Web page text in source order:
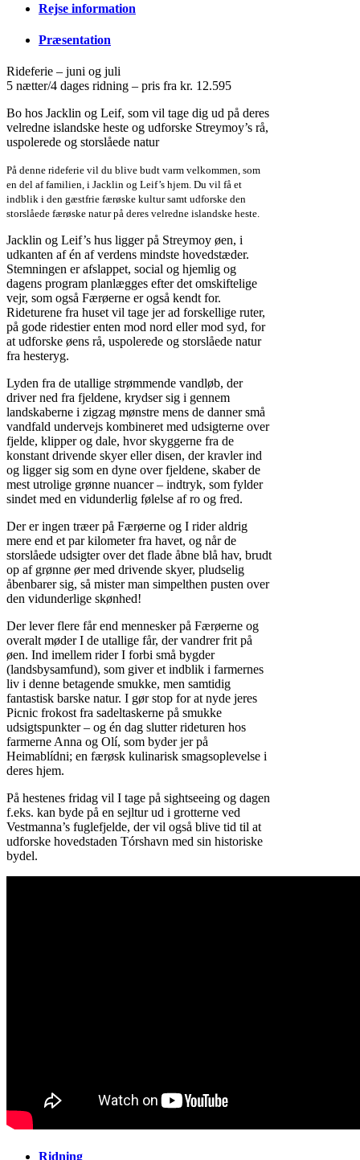
Rejse information
Præsentation
Rideferie – juni og juli
5 nætter/4 dages ridning – pris fra kr. 12.595
Bo hos Jacklin og Leif, som vil tage dig ud på deres
velredne islandske heste og udforske Streymoy’s rå,
uspolerede og storslåede natur
På denne rideferie vil du blive budt varm velkommen, som
en del af familien, i Jacklin og Leif’s hjem. Du vil få et
indblik i den gæstfrie færøske kultur samt udforske den
storslåede færøske natur på deres velredne islandske heste.
Jacklin og Leif’s hus ligger på Streymoy øen, i
udkanten af én af verdens mindste hovedstæder.
Stemningen er afslappet, social og hjemlig og
dagens program planlægges efter det omskiftelige
vejr, som også Færøerne er også kendt for.
Rideturene fra huset vil tage jer ad forskellige ruter,
på gode ridestier enten mod nord eller mod syd, for
at udforske øens rå, uspolerede og storslåede natur
fra hesteryg.
Lyden fra de utallige strømmende vandløb, der
driver ned fra fjeldene, krydser sig i gennem
landskaberne i zigzag mønstre mens de danner små
vandfald undervejs kombineret med udsigterne over
fjelde, klipper og dale, hvor skyggerne fra de
konstant drivende skyer eller disen, der kravler ind
og ligger sig som en dyne over fjeldene, skaber de
mest utrolige grønne nuancer – indtryk, som fylder
sindet med en vidunderlig følelse af ro og fred.
Der er ingen træer på Færøerne og I rider aldrig
mere end et par kilometer fra havet, og når de
storslåede udsigter over det flade åbne blå hav, brudt
op af grønne øer med drivende skyer, pludselig
åbenbarer sig, så mister man simpelthen pusten over
den vidunderlige skønhed!
Der lever flere får end mennesker på Færøerne og
overalt møder I de utallige får, der vandrer frit på
øen. Ind imellem rider I forbi små bygder
(landsbysamfund), som giver et indblik i farmernes
liv i denne betagende smukke, men samtidig
fantastisk barske natur. I gør stop for at nyde jeres
Picnic frokost fra sadeltaskerne på smukke
udsigtspunkter – og én dag slutter rideturen hos
farmerne Anna og Olí, som byder jer på
Heimablídni; en færøsk kulinarisk smagsoplevelse i
deres hjem.
På hestenes fridag vil I tage på sightseeing og dagen
f.eks. kan byde på en sejltur ud i grotterne ved
Vestmanna’s fuglefjelde, der vil også blive tid til at
udforske hovedstaden Tórshavn med sin historiske
bydel.
Ridning